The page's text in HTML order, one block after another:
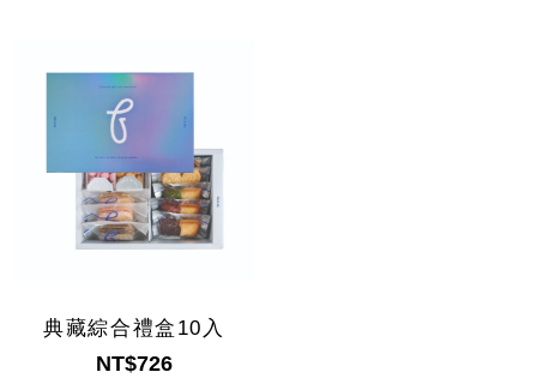
典藏綜合禮盒10入
NT$726